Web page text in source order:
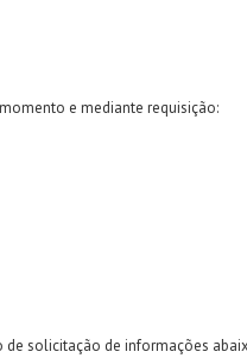
e mediante requisição:
de solicitação de informações